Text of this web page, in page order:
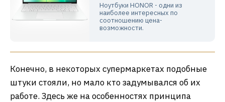
Ноутбуки HONOR - одни из
наиболее интересных по
соотношению цена-
возможности.
Конечно, в некоторых супермаркетах подобные
штуки стояли, но мало кто задумывался об их
работе. Здесь же на особенностях принципа